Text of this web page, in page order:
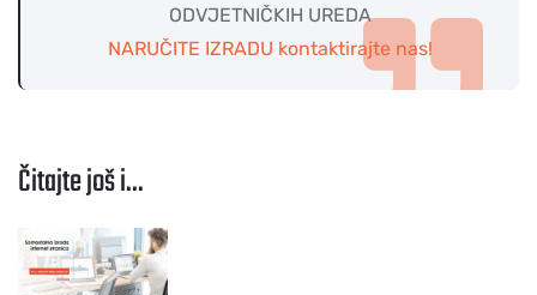
ODVJETNIČKIH UREDA
NARUČITE IZRADU kontaktirajte nas!
Čitajte još i...